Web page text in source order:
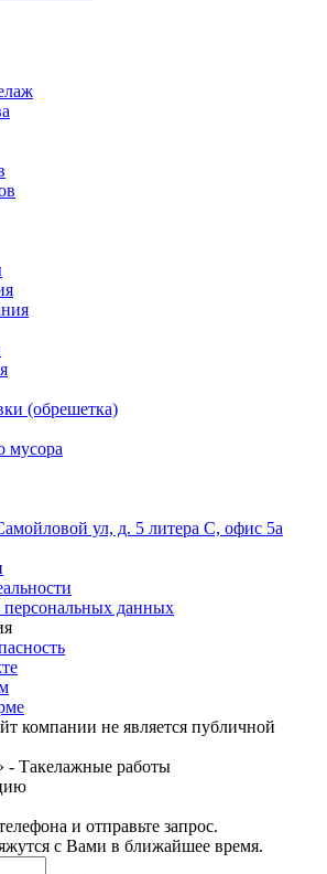
(обрешетка)
мусора
ул, д. 5 литера С, офис 5а
данных
компании не является публичной
работы
и отправьте запрос.
с Вами в ближайшее время.